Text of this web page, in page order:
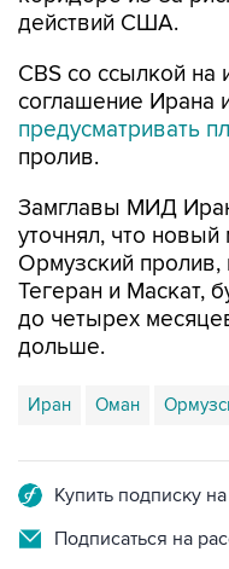
действий США.
CBS со ссылкой на
соглашение Ирана
предусматривать
пролив.
Замглавы МИД
уточнял, что
Ормузский
Тегеран и Маскат,
до четырех
дольше.
Иран Оман
Купить подписку
Подписаться на